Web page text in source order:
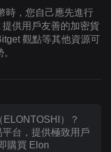
時，您自己應先進行
供用戶友善的加密貨
觀點等其他資源可
）？
台，提供極致用戶
購買 Elon